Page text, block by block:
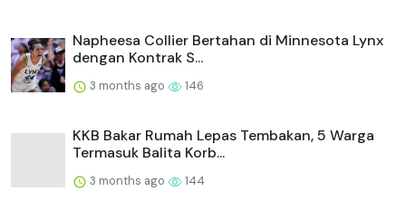
Napheesa Collier Bertahan di Minnesota Lynx
dengan Kontrak S...
3 months ago 146
KKB Bakar Rumah Lepas Tembakan, 5 Warga
Termasuk Balita Korb...
3 months ago 144